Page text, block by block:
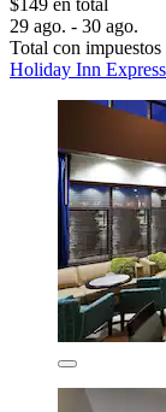
$149 en total
29 ago. - 30 ago.
Total con impuestos
Holiday Inn